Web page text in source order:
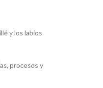
y los labios
procesos y